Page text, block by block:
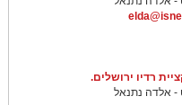
רדיו ירושלים.
- אלדה נתנאל